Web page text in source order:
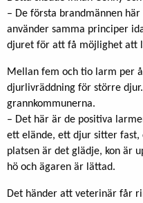
– De första brandmännen
använder samma principer
djuret för att få möjlighet att
Mellan fem och tio larm per
djurlivräddning för större
grannkommunerna.
– Det här är de positiva
ett elände, ett djur sitter
platsen är det glädje, kon är
hö och ägaren är lättad.
Det händer att veterinär får